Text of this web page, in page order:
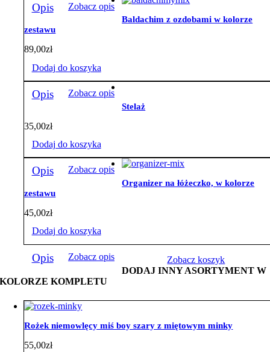
Opis Zobacz opis
Baldachim z ozdobami w kolorze
zestawu
89,00zł
Dodaj do koszyka
Opis Zobacz opis
Stelaż
35,00zł
Dodaj do koszyka
Opis Zobacz opis
Organizer na łóżeczko, w kolorze
zestawu
45,00zł
Dodaj do koszyka
Opis Zobacz opis
Zobacz koszyk
DODAJ INNY ASORTYMENT W
KOLORZE KOMPLETU
Rożek niemowlęcy miś boy szary z miętowym minky
55,00zł